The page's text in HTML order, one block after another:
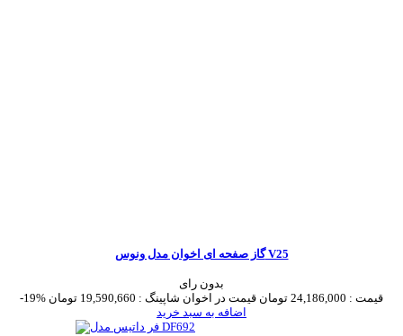
گاز صفحه ای اخوان مدل ونوس V25
بدون رای
-19%
قیمت : 24,186,000 تومان قیمت در اخوان شاپینگ : 19,590,660 تومان
اضافه به سبد خرید